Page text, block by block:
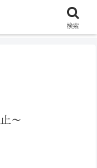
～
検索